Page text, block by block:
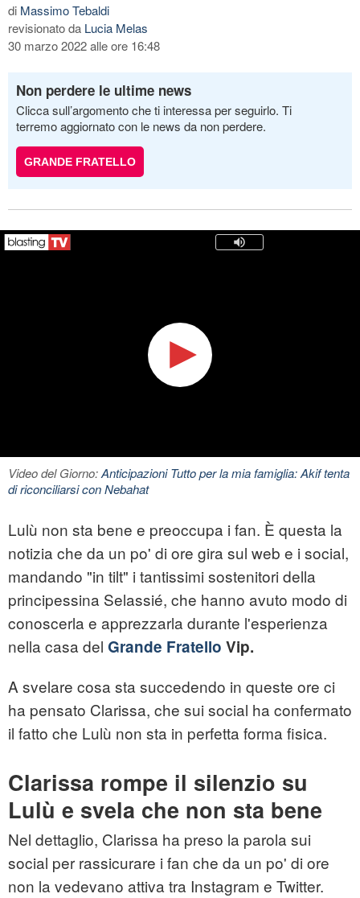
di Massimo Tebaldi
revisionato da Lucia Melas
30 marzo 2022 alle ore 16:48
Non perdere le ultime news
Clicca sull’argomento che ti interessa per seguirlo. Ti
terremo aggiornato con le news da non perdere.
GRANDE FRATELLO
Video del Giorno:Anticipazioni Tutto per la mia famiglia: Akif tenta
di riconciliarsi con Nebahat
Lulù non sta bene e preoccupa i fan. È questa la
notizia che da un po' di ore gira sul web e i social,
mandando "in tilt" i tantissimi sostenitori della
principessina Selassié, che hanno avuto modo di
conoscerla e apprezzarla durante l'esperienza
nella casa del Grande Fratello Vip.
A svelare cosa sta succedendo in queste ore ci
ha pensato Clarissa, che sui social ha confermato
il fatto che Lulù non sta in perfetta forma fisica.
Clarissa rompe il silenzio su
Lulù e svela che non sta bene
Nel dettaglio, Clarissa ha preso la parola sui
social per rassicurare i fan che da un po' di ore
non la vedevano attiva tra Instagram e Twitter.